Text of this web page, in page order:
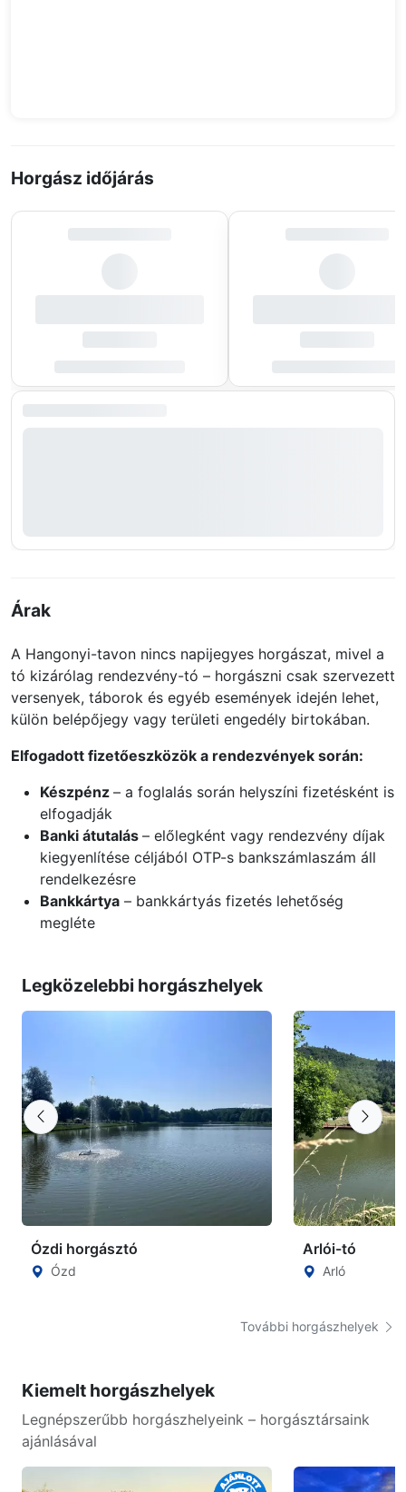
Horgász időjárás
Árak
A Hangonyi-tavon nincs napijegyes horgászat, mivel a
tó kizárólag rendezvény-tó – horgászni csak szervezett
versenyek, táborok és egyéb események idején lehet,
külön belépőjegy vagy területi engedély birtokában.
Elfogadott fizetőeszközök a rendezvények során:
Készpénz – a foglalás során helyszíni fizetésként is
elfogadják
Banki átutalás – előlegként vagy rendezvény díjak
kiegyenlítése céljából OTP-s bankszámlaszám áll
rendelkezésre
Bankkártya – bankkártyás fizetés lehetőség
megléte
Legközelebbi horgászhelyek
Ózdi horgásztó
Ózd
Arlói-tó
Arló
További horgászhelyek
Kiemelt horgászhelyek
Legnépszerűbb horgászhelyeink – horgásztársaink
ajánlásával